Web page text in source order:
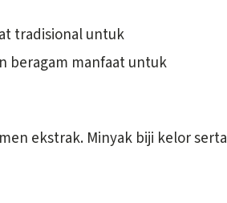
tradisional untuk
beragam manfaat untuk
ekstrak. Minyak biji kelor serta